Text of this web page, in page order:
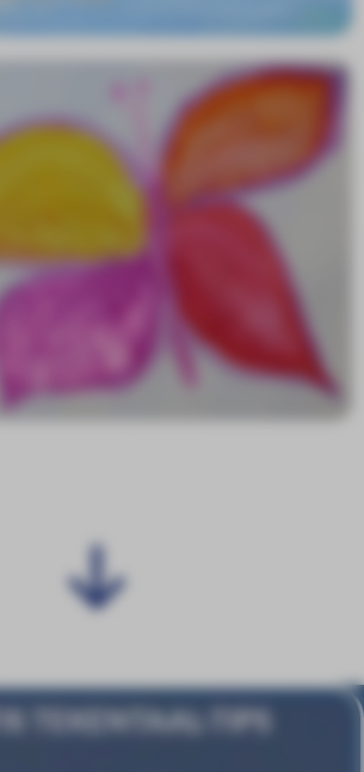
TEKENTAAL-TIPS